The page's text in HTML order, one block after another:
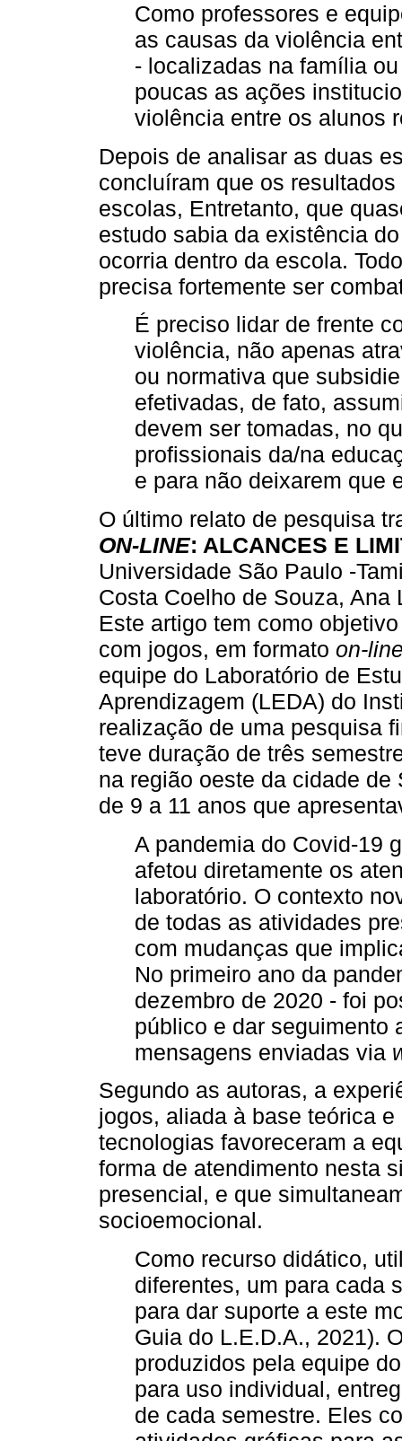
Como professores e
as causas da violência
- localizadas na família
poucas as ações
violência entre os alunos
Depois de analisar as duas
concluíram que os
escolas, Entretanto, que
estudo sabia da existência
ocorria dentro da escola.
precisa fortemente ser
É preciso lidar de frente
violência, não apenas
ou normativa que
efetivadas, de fato,
devem ser tomadas, no
profissionais da/na
e para não deixarem que
O último relato de pesquisa
ON-LINE: ALCANCES E
Universidade São Paulo -
Costa Coelho de Souza,
Este artigo tem como
com jogos, em formato on-
equipe do Laboratório de
Aprendizagem (LEDA) do
realização de uma pesquisa
teve duração de três
na região oeste da cidade
de 9 a 11 anos que
A pandemia do Covid-19
afetou diretamente os
laboratório. O contexto
de todas as atividades
com mudanças que
No primeiro ano da
dezembro de 2020 - foi
público e dar seguimento
mensagens enviadas via
Segundo as autoras, a
jogos, aliada à base teórica
tecnologias favoreceram a
forma de atendimento nesta
presencial, e que
socioemocional.
Como recurso didático,
diferentes, um para cada
para dar suporte a este
Guia do L.E.D.A., 2021).
produzidos pela equipe
para uso individual,
de cada semestre. Eles